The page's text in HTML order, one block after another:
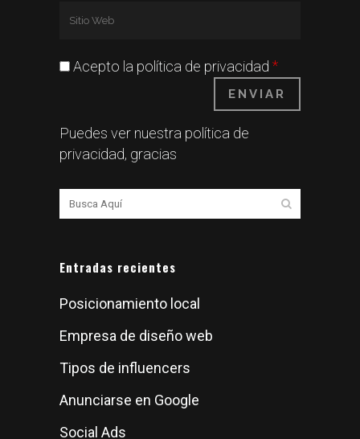
Acepto la política de privacidad *
Puedes ver nuestra política de
privacidad, gracias
Entradas recientes
Posicionamiento local
Empresa de diseño web
Tipos de influencers
Anunciarse en Google
Social Ads